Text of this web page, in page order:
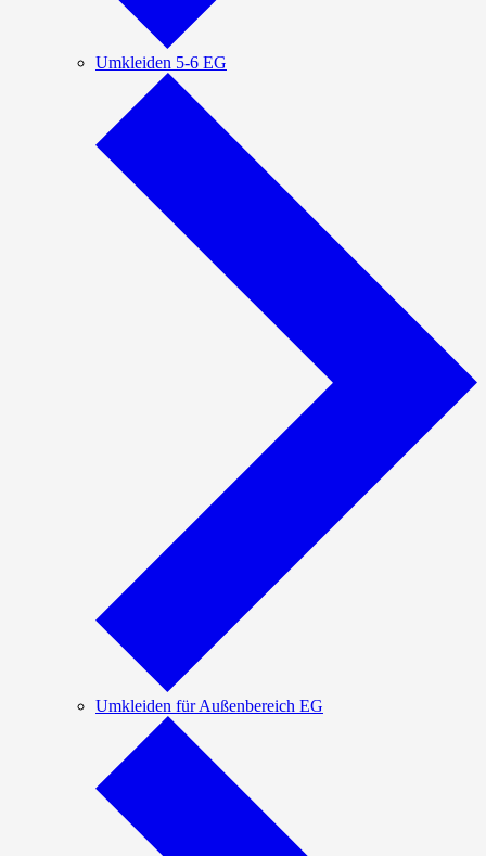
Umkleiden 5-6 EG
Umkleiden für Außenbereich EG